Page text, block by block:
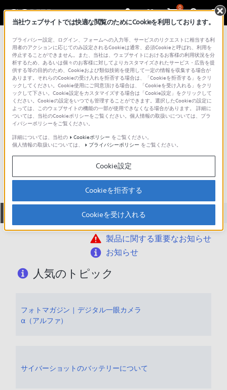
0
総合サポート・お問い合わせ DSC-TX シリーズ
DSC-TX9
ダウンロード 取扱説明書
製品に関する重要なお知らせ
お知らせ
人気のトピック
フォトマガジン | デジタル一眼カメラ
α（アルファ）
サイバーショットのバッテリーについて
当社ウェブサイトでは快適な閲覧のためにCookieを利用しております。
プライバシー設定、ログイン、フォームへの入力等、サービスのリクエストに相当する利
用者のアクションに応じてのみ設定されるCookieは通常、必須Cookieと呼ばれ、利用を
停止することができません。また、当社は、ウェブサイトにおけるお客様の利用状況を分
析するため、あるいは個々のお客様に対してよりカスタマイズされたサービス・広告を提
供する等の目的のため、Cookieおよび類似技術を使用して一定の情報を収集する場合が
あります。それらのCookieの受け入れを拒否する場合は、「Cookieを拒否する」をクリ
ックしてください。Cookie使用にご同意頂ける場合は、「Cookieを受け入れる」をクリ
ックして下さい。Cookie設定をカスタマイズする場合は「Cookie設定」をクリックして
ください。Cookieの設定をいつでも管理することができます。選択したCookieの設定に
よっては、このウェブサイトの機能の一部が使用できなくなる場合があります。 詳細に
ついては、当社のCookieポリシーをご覧ください。個人情報の取扱いについては、プラ
イバシーポリシーをご覧ください。
詳細については、当社の
Cookieポリシー をご覧ください。
個人情報の取扱いについては、
プライバシーポリシー をご覧ください。
Cookie設定
Cookieを拒否する
Cookieを受け入れる